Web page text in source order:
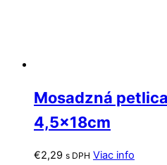
Mosadzná
4,5x18cm
€2,29 s DPH Viac info